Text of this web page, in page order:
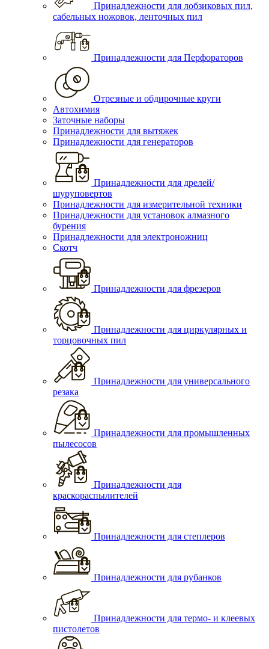
Принадлежности для лобзиковых пил,
сабельных ножовок, ленточных пил
Принадлежности для Перфораторов
Отрезные и обдирочные круги
Автохимия
Заточные наборы
Принадлежности для вытяжек
Принадлежности для генераторов
Принадлежности для дрелей/
шуруповертов
Принадлежности для измерительной техники
Принадлежности для установок алмазного
бурения
Принадлежности для электроножниц
Скотч
Принадлежности для фрезеров
Принадлежности для циркулярных и
торцовочных пил
Принадлежности для универсального
резака
Принадлежности для промышленных
пылесосов
Принадлежности для
краскораспылителей
Принадлежности для степлеров
Принадлежности для рубанков
Принадлежности для термо- и клеевых
пистолетов